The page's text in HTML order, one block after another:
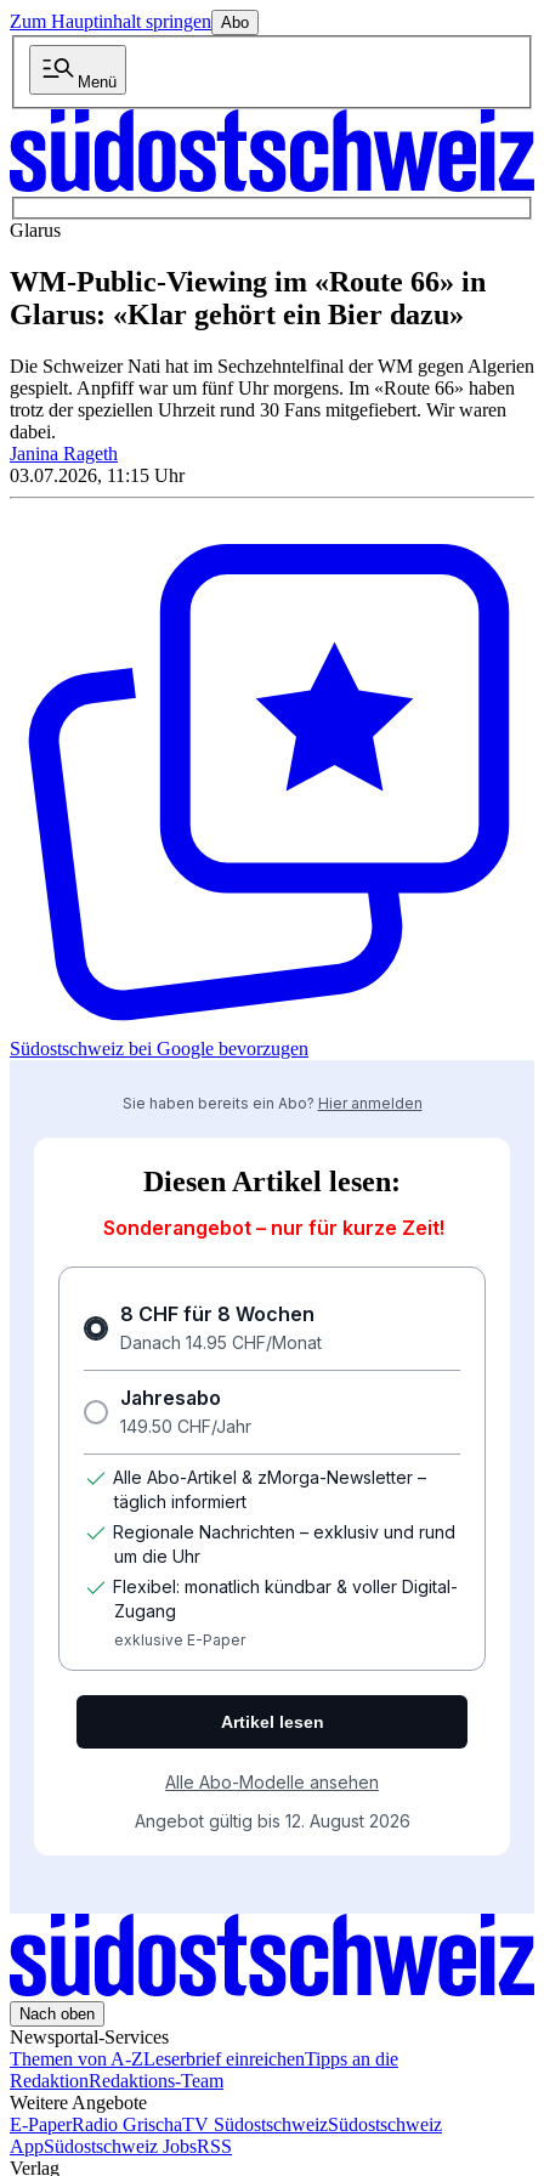
Zum Hauptinhalt springen Abo
Menü
Glarus
WM-Public-Viewing im «Route 66» in
Glarus: «Klar gehört ein Bier dazu»
Die Schweizer Nati hat im Sechzehntelfinal der WM gegen Algerien
gespielt. Anpfiff war um fünf Uhr morgens. Im «Route 66» haben
trotz der speziellen Uhrzeit rund 30 Fans mitgefiebert. Wir waren
dabei.
Janina Rageth
03.07.2026, 11:15 Uhr
Südostschweiz bei Google bevorzugen
Nach oben
Newsportal-Services
Themen von A-ZLeserbrief einreichenTipps an die
RedaktionRedaktions-Team
Weitere Angebote
E-PaperRadio GrischaTV SüdostschweizSüdostschweiz
AppSüdostschweiz JobsRSS
Verlag